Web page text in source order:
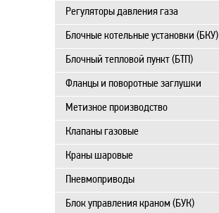
Регуляторы давления газа
Блочные котельные установки (БКУ)
Блочный тепловой пункт (БТП)
Фланцы и поворотные заглушки
Метизное производство
Клапаны газовые
Краны шаровые
Пневмоприводы
Блок управления краном (БУК)